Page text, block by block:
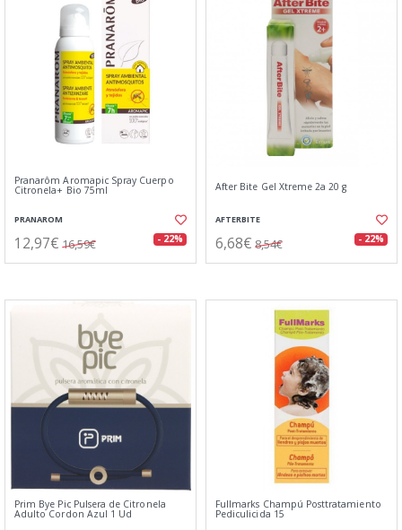
Pranarôm Aromapic Spray Cuerpo
Citronela+ Bio 75ml
PRANAROM
12,97€ 16,59€ - 22%
After Bite Gel Xtreme 2a 20 g
AFTERBITE
6,68€ 8,54€ - 22%
Prim Bye Pic Pulsera de Citronela
Adulto Cordon Azul 1 Ud
Fullmarks Champú Posttratamiento
Pediculicida 15